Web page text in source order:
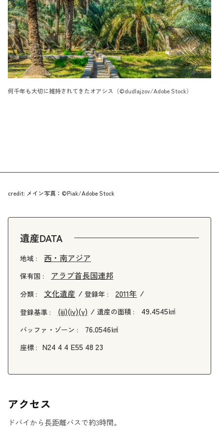
何千年も大切に維持されてきたオアシス（©dudlajzov/Adobe Stock）
credit: メイン写真：©Piak/Adobe Stock
遺産DATA
地域 : 西・南アジア
保有国 : アラブ首長国連邦
分類 : 文化遺産 登録年 : 2011年
登録基準 : (iii)(iv)(v) 遺産の面積 : 49.4545㎢
バッファ・ゾーン : 76.0546㎢
座標 : N24 4 4 E55 48 23
アクセス
ドバイから長距離バスで約3時間。